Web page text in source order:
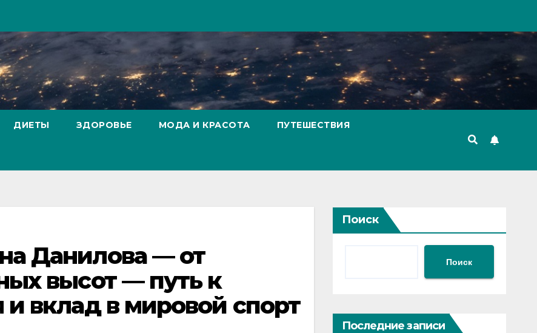
ДИЕТЫ ЗДОРОВЬЕ МОДА И КРАСОТА ПУТЕШЕСТВИЯ
Данилова — от
высот — путь к
вклад в мировой спорт
Поиск
Поиск
Последние записи